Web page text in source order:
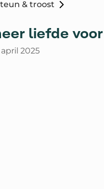
& troost
liefde
2025